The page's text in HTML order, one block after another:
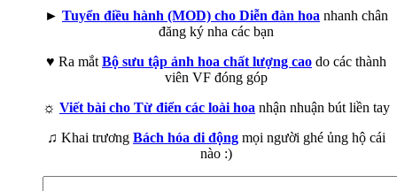
► Tuyển điều hành (MOD) cho Diễn đàn hoa nhanh chân
đăng ký nha các bạn
♥ Ra mắt Bộ sưu tập ảnh hoa chất lượng cao do các thành
viên VF đóng góp
☼ Viết bài cho Từ điển các loài hoa nhận nhuận bút liền tay
♫ Khai trương Bách hóa di động mọi người ghé ủng hộ cái
nào :)